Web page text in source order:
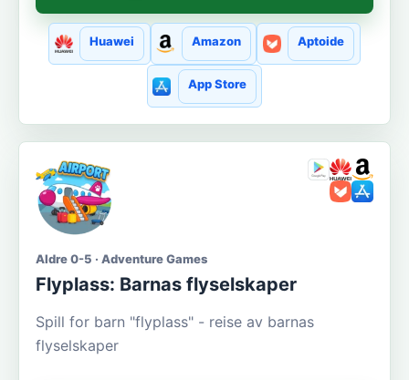
Huawei Amazon Aptoide
App Store
Aldre 0-5 · Adventure Games
Flyplass: Barnas flyselskaper
Spill for barn "flyplass" - reise av barnas
flyselskaper